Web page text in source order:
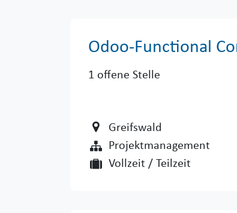
Odoo-Functional
1 offene Stelle
Greifswald
Projektmanagement
Vollzeit / Teilzeit